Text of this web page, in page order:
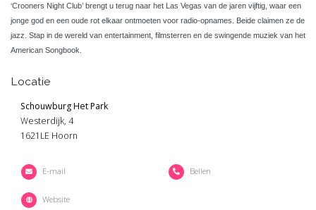
‘Crooners Night Club’ brengt u terug naar het Las Vegas van de jaren vijftig, waar een
jonge god en een oude rot elkaar ontmoeten voor radio-opnames. Beide claimen ze de
jazz. Stap in de wereld van entertainment, filmsterren en de swingende muziek van het
American Songbook.
Locatie
Schouwburg Het Park
Westerdijk, 4
1621LE Hoorn
E-mail Bellen
Website